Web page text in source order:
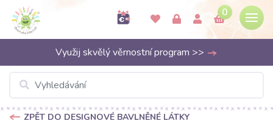
0
Využij skvělý věrnostní program >>
ZPĚT DO DESIGNOVÉ BAVLNĚNÉ LÁTKY